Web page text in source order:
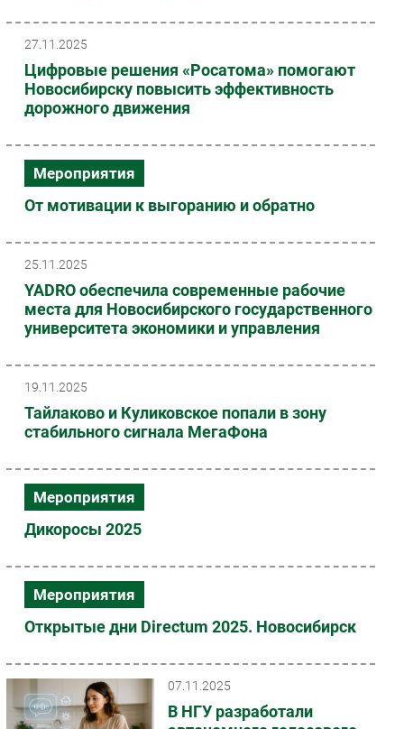
27.11.2025
Цифровые решения «Росатома» помогают
Новосибирску повысить эффективность
дорожного движения
Мероприятия
От мотивации к выгоранию и обратно
25.11.2025
YADRO обеспечила современные рабочие
места для Новосибирского государственного
университета экономики и управления
19.11.2025
Тайлаково и Куликовское попали в зону
стабильного сигнала МегаФона
Мероприятия
Дикоросы 2025
Мероприятия
Открытые дни Directum 2025. Новосибирск
07.11.2025
В НГУ разработали